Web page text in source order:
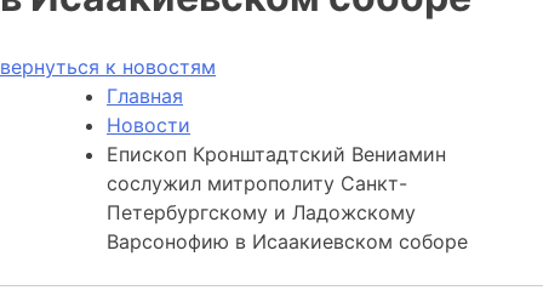
вернуться к новостям
Главная
Новости
Епископ Кронштадтский Вениамин
сослужил митрополиту Санкт-
Петербургскому и Ладожскому
Варсонофию в Исаакиевском соборе